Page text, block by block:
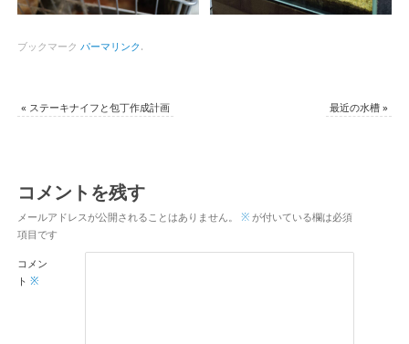
ブックマーク パーマリンク .
« ステーキナイフと包丁作成計画 最近の水槽»
コメントを残す
メールアドレスが公開されることはありません。 ※が付いている欄は必須
項目です
コメン
ト ※